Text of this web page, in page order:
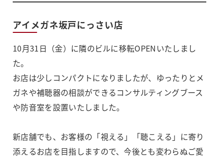
アイメガネ坂戸にっさい店
10月31日（金）に隣のビルに移転OPENいたしまし
た。
お店は少しコンパクトになりましたが、ゆったりとメ
ガネや補聴器の相談ができるコンサルティングブース
や防音室を設置いたしました。
新店舗でも、お客様の「視える」「聴こえる」に寄り
添えるお店を目指しますので、今後とも変わらぬご愛